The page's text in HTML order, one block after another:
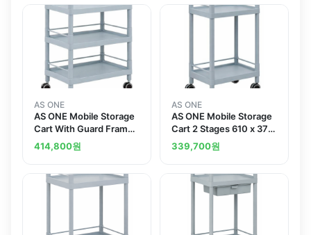
AS ONE
AS ONE Mobile Storage
Cart With Guard Frame
3 Stages 651 x 441 x
858 MSO21F
414,800원
AS ONE
AS ONE Mobile Storage
Cart 2 Stages 610 x 370
x 897 With Guard Frame
And Handle MSO11G
339,700원